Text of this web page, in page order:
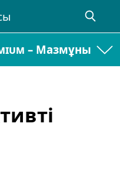
– Мазмұны